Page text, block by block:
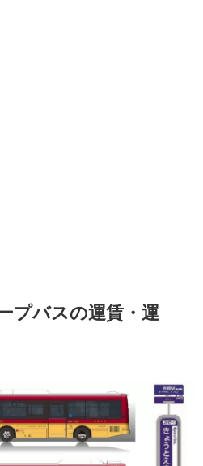
プバスの運賃・運